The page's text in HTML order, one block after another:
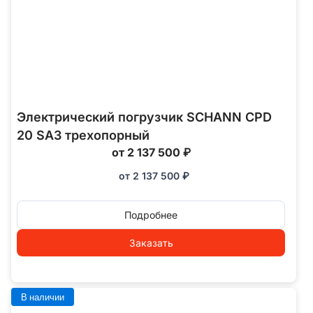
Электрический погрузчик SCHANN CPD
20 SA3 трехопорный
от 2 137 500 ₽
от 2 137 500 ₽
Подробнее
Заказать
В наличии